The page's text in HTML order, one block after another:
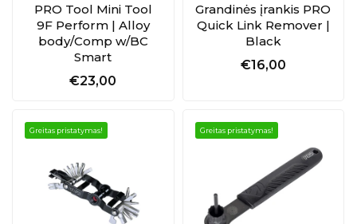
PRO Tool Mini Tool
9F Perform | Alloy
body/Comp w/BC
Smart
€23,00
Grandinės įrankis PRO
Quick Link Remover |
Black
€16,00
Greitas pristatymas! Greitas pristatymas!